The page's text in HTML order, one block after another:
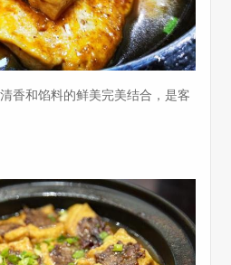
香和馅料的鲜美完美结合，是客